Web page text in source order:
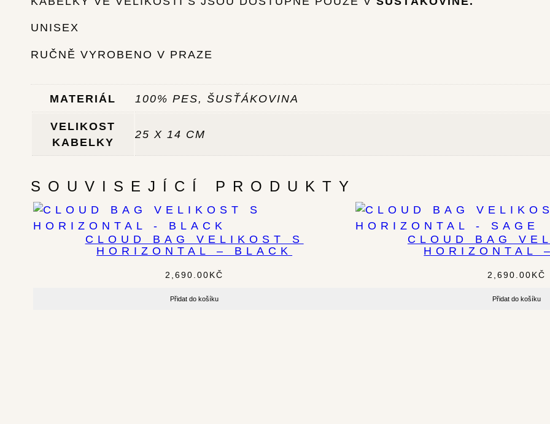
UNISEX
RUČNĚ VYROBENO V PRAZE
MATERIÁL 100% PES, ŠUSŤÁKOVINA
VELIKOST
KABELKY
25 X 14 CM
SOUVISEJÍCÍ PRODUKTY
CLOUD BAG VELIKOST S
HORIZONTAL – BLACK
2,690.00KČ
Přidat do košíku
CLOUD BAG
HORIZONTAL
2,690.00KČ
Přidat do košíku